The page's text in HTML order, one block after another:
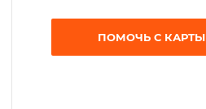
ПОМОЧЬ С КАРТЫ